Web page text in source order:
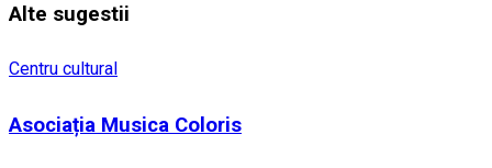
Alte sugestii
Centru cultural
Asociația Musica Coloris